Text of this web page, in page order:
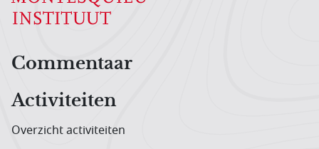
Hoofdnavigatiemenu
Commentaar
Activiteiten
Overzicht activiteiten